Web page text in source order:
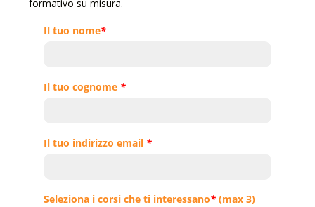
formativo su misura.
Il tuo nome*
Il tuo cognome *
Il tuo indirizzo email *
Seleziona i corsi che ti interessano* (max 3)